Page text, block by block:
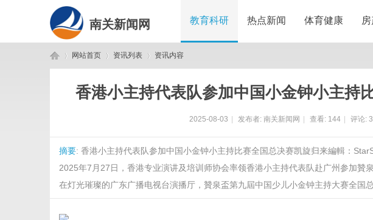
南关新闻网 教育科研 热点新闻 体育健康
网站首页 资讯列表 资讯内容
香港小主持代表队参加中国小金钟小主持
2025-08-03 发布者: 南关新闻网 查看: 144 评论: 3
摘要: 香港小主持代表队参加中国小金钟小主持比赛全国总决赛凯旋归来編輯：
2025年7月27日，香港专业演讲及培训师协会率领香港小主持代表队赴广州参加贊
在灯光璀璨的广东广播电视台演播厅，贊泉盃第九屆中国少儿小金钟主持大赛全国